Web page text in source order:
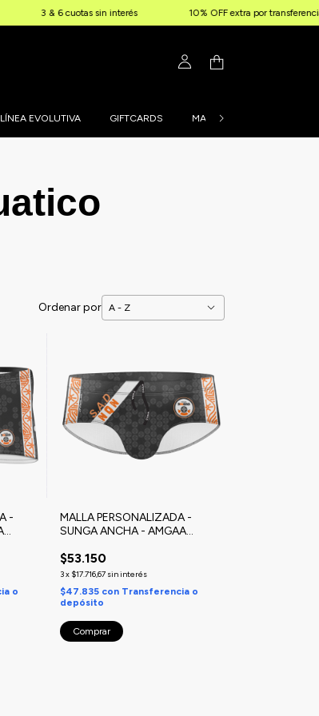
sin interés 10% OFF extra por transferencia
LÍNEA EVOLUTIVA GIFTCARDS MALLAS PERSONALIZADAS
Ordenar por
-
o
MALLA PERSONALIZADA -
SUNGA ANCHA - AMGAA
Acuático Deportivo
$53.150
3x $17.716,67 sin interés
$47.835 con Transferencia o
depósito
Comprar